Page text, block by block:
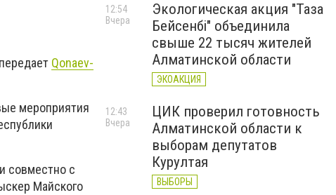
передает Qonaev-
мероприятия
совместно с
Майского
Экологическая акция "Таза
Бейсенбі" объединила
свыше 22 тысяч жителей
Алматинской области
ЭКОАКЦИЯ
12:54
Вчера
ЦИК проверил готовность
Алматинской области к
выборам депутатов
Курултая
ВЫБОРЫ
12:43
Вчера